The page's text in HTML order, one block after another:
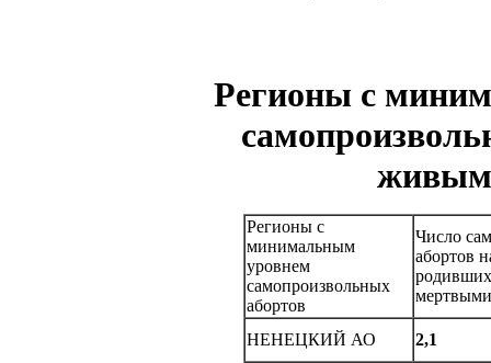
Регионы с
Регионы с
минимальным
уровнем
самопроизвольных
абортов
Число
абортов
мертвыми
НЕНЕЦКИЙ АО
2,1